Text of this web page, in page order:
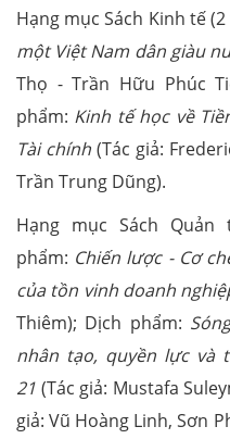
Hạng mục Sách Kinh tế
một Việt Nam dân giàu
Thọ - Trần Hữu Phúc
phẩm: Kinh tế học về
Tài chính (Tác giả:
Trần Trung Dũng).
Hạng mục Sách
phẩm: Chiến lược - Cơ
của tồn vinh doanh
Thiêm); Dịch phẩm:
nhân tạo, quyền lực và
21 (Tác giả: Mustafa
giả: Vũ Hoàng Linh, Sơn